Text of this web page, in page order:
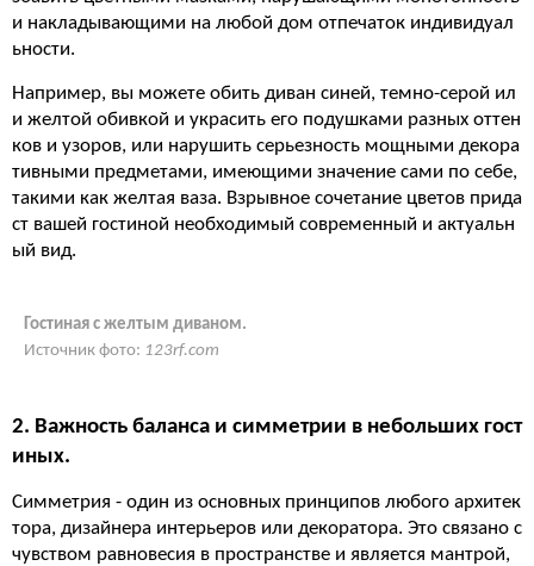
и накладывающими на любой дом отпечаток индивидуал
ьности.
Например, вы можете обить диван синей, темно-серой ил
и желтой обивкой и украсить его подушками разных оттен
ков и узоров, или нарушить серьезность мощными декора
тивными предметами, имеющими значение сами по себе,
такими как желтая ваза. Взрывное сочетание цветов прида
ст вашей гостиной необходимый современный и актуальн
ый вид.
Гостиная с желтым диваном.
Источник фото: 123rf.com
2. Важность баланса и симметрии в небольших гост
иных.
Симметрия - один из основных принципов любого архитек
тора, дизайнера интерьеров или декоратора. Это связано с
чувством равновесия в пространстве и является мантрой,